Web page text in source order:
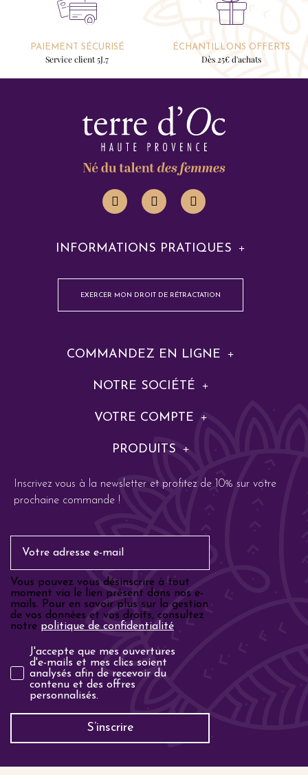
PAIEMENT SÉCURISÉ
Service client 5J.7
ÉCHANTILLONS OFFERTS
Dès 25€ d'achats
INFORMATIONS PRATIQUES
EXERCER MON DROIT DE RÉTRACTATION
COMMANDEZ EN LIGNE
NOTRE SOCIÉTÉ
VOTRE COMPTE
PRODUITS
Inscrivez vous à la newsletter et profitez de 10% sur votre
prochaine commande !
Vous pouvez vous désinscrire à tout
moment via le lien présent dans nos e-
mails. Pour en savoir plus sur la gestion
de vos données et vos droits, consultez
notre politique de confidentialité.
Analyse email
J'accepte que mes ouvertures
d'e-mails et mes clics soient
analysés afin de recevoir du
contenu et des offres
personnalisés.
S’inscrire